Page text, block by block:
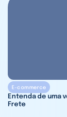
E-commerce
Entenda de uma
Frete